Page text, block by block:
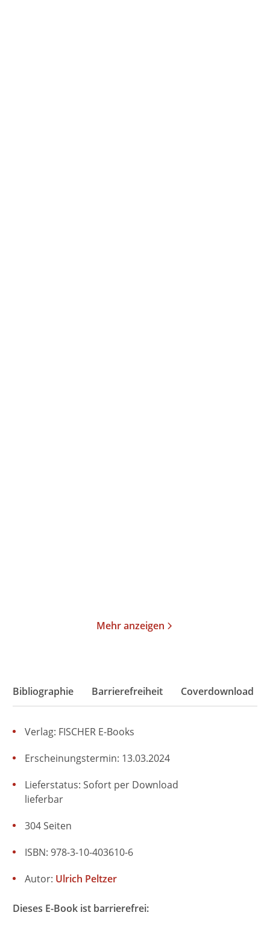
Mehr anzeigen
Bibliographie Barrierefreiheit Coverdownload
Verlag: FISCHER E-Books
Erscheinungstermin: 13.03.2024
Lieferstatus: Sofort per Download
lieferbar
ISBN: 978-3-10-403610-6
304 Seiten
Autor: Ulrich Peltzer
Dieses E-Book ist barrierefrei: